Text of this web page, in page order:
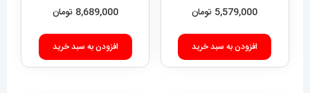
5,579,000 تومان
افزودن به سبد خرید
8,689,000 تومان
افزودن به سبد خرید